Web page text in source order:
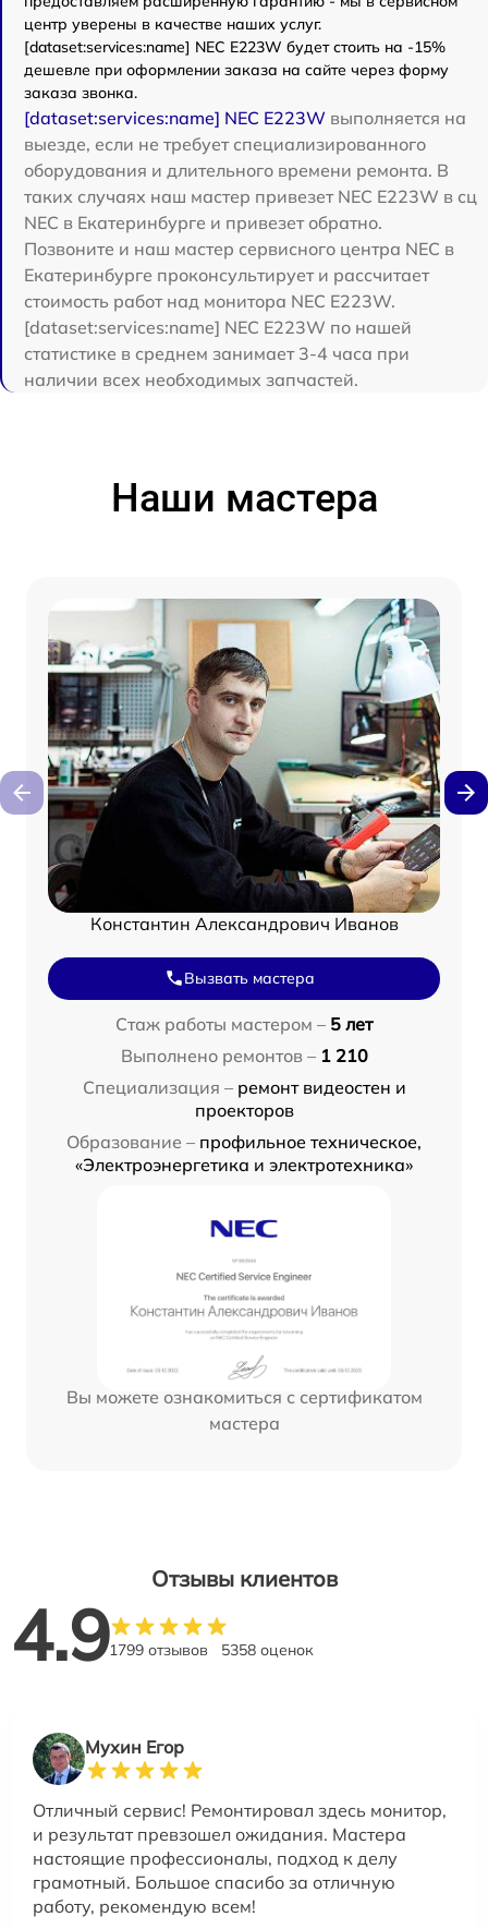
центр уверены в качестве наших услуг.
[dataset:services:name] NEC E223W будет стоить на -15%
дешевле при оформлении заказа на сайте через форму
заказа звонка.
[dataset:services:name] NEC E223W выполняется на
выезде, если не требует специализированного
оборудования и длительного времени ремонта. В
таких случаях наш мастер привезет NEC E223W в сц
NEC в Екатеринбурге и привезет обратно.
Позвоните и наш мастер сервисного центра NEC в
Екатеринбурге проконсультирует и рассчитает
стоимость работ над монитора NEC E223W.
[dataset:services:name] NEC E223W по нашей
статистике в среднем занимает 3-4 часа при
наличии всех необходимых запчастей.
Наши мастера
Константин Александрович Иванов
Вызвать мастера
Стаж работы мастером – 5 лет
Выполнено ремонтов – 1 210
Специализация – ремонт видеостен и
проекторов
Образование – профильное техническое,
«Электроэнергетика и электротехника»
Вы можете ознакомиться с сертификатом
мастера
Отзывы клиентов
4.91799 отзывов 5358 оценок
Мухин Егор
Отличный сервис! Ремонтировал здесь монитор,
и результат превзошел ожидания. Мастера
настоящие профессионалы, подход к делу
грамотный. Большое спасибо за отличную
работу, рекомендую всем!